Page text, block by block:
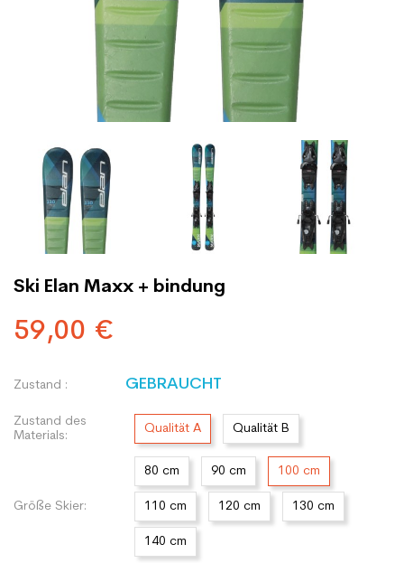
Ski Elan Maxx + bindung
59,00 €
Zustand : GEBRAUCHT
Zustand des
Materials:
Qualität A Qualität B
Größe Skier:
80 cm 90 cm 100 cm
110 cm 120 cm 130 cm
140 cm